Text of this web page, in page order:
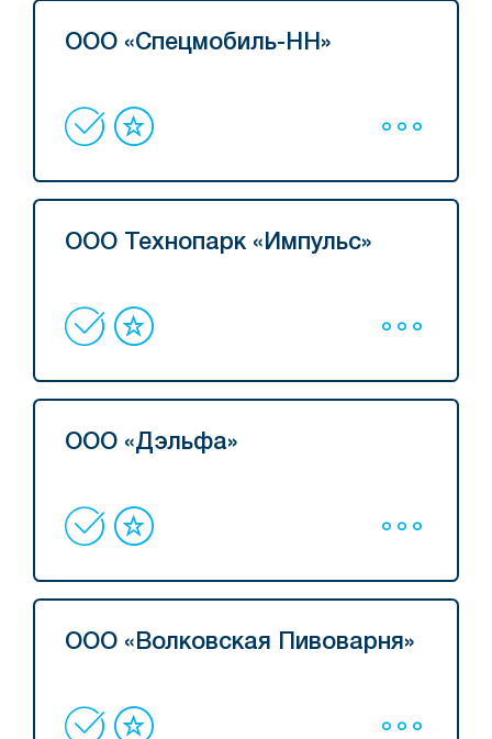
ООО «Спецмобиль-НН»
ООО Технопарк «Импульс»
ООО «Дэльфа»
ООО «Волковская Пивоварня»